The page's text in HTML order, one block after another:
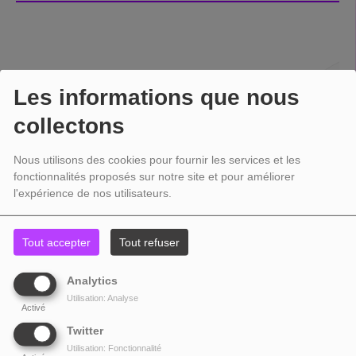
Les informations que nous
collectons
Nous utilisons des cookies pour fournir les services et les
fonctionnalités proposés sur notre site et pour améliorer
l'expérience de nos utilisateurs.
Tout accepter Tout refuser
Analytics
Activé
Utilisation: Analyse
Twitter
Utilisation: Fonctionnalité